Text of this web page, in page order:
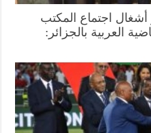
أشغال اجتماع المكتب
العربية بالجزائر: